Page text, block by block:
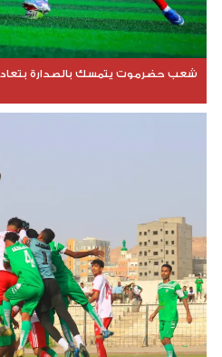
شعب حضرموت يتمسك بالصدارة